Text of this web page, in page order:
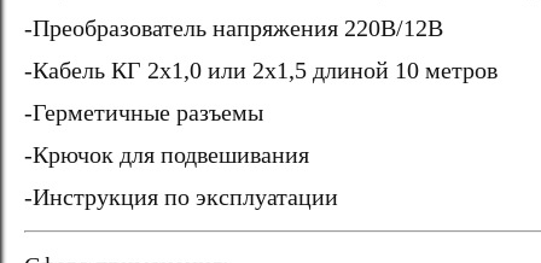
-Преобразователь напряжения 220В/12В
-Кабель КГ 2х1,0 или 2х1,5 длиной 10 метров
-Герметичные разъемы
-Крючок для подвешивания
-Инструкция по эксплуатации